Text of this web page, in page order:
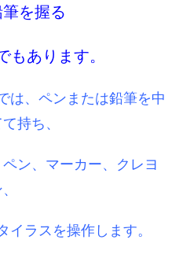
を握る
もあります。
は、ペンまたは鉛筆を中
持ち、
ン、マーカー、クレヨ
イラスを操作します。